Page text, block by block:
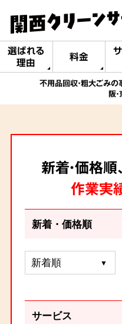
選ばれる
理由
料金
不用品回収・粗大ごみの
阪
新着・価格
作業実
新着・価格順
サービス